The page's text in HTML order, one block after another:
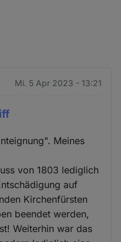
Mi. 5 Apr 2023 - 13:21
Meines
von 1803 lediglich
auf
Kirchenfürsten
beendet werden,
Weiterhin war das